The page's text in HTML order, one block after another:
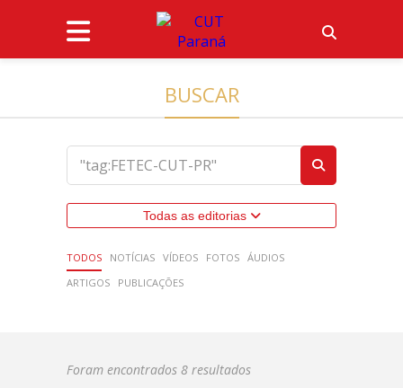
BUSCAR
Todas as editorias
TODOS NOTÍCIAS VÍDEOS FOTOS ÁUDIOS
ARTIGOS
PUBLICAÇÕES
Foram encontrados 8 resultados